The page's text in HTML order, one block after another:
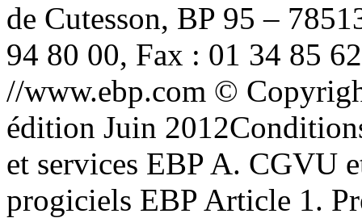
de Cutesson, BP 95 –
94 80 00, Fax : 01 34 85
//www.ebp.com ©
édition Juin
et services EBP A. CGVU
progiciels EBP Article 1.